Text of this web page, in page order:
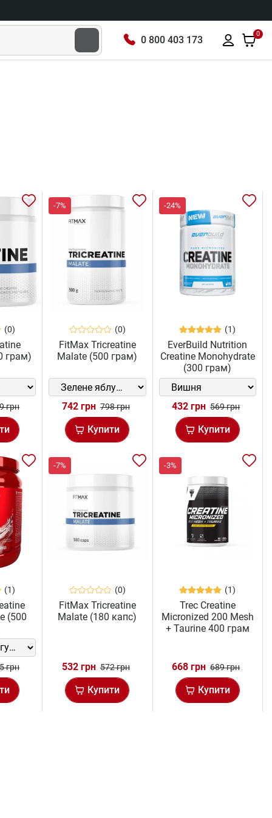
0 800 403 173
0
(0)
грам)
грн
-7%
(0)
FitMax Tricreatine
Malate (500 грам)
742 грн 798 грн
Купити
-24%
(1)
EverBuild Nutrition
Creatine Monohydrate
(300 грам)
432 грн 569 грн
Купити
(1)
(500
грн
-7%
(0)
FitMax Tricreatine
Malate (180 капс)
532 грн 572 грн
Купити
-3%
(1)
Trec Creatine
Micronized 200 Mesh
+ Taurine 400 грам
668 грн 689 грн
Купити